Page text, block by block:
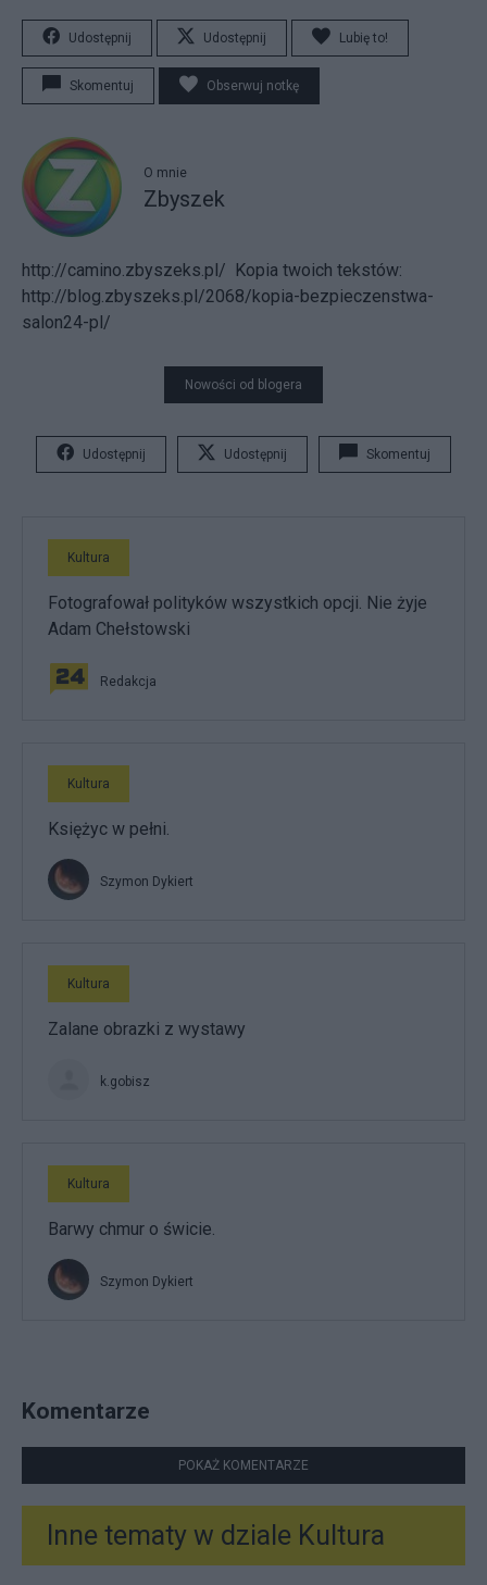
Udostępnij Udostępnij Lubię to!
Skomentuj Obserwuj notkę
O mnie
Zbyszek
http://camino.zbyszeks.pl/ Kopia twoich tekstów:
http://blog.zbyszeks.pl/2068/kopia-bezpieczenstwa-
salon24-pl/
Nowości od blogera
Udostępnij Udostępnij Skomentuj
Kultura
Fotografował polityków wszystkich opcji. Nie żyje
Adam Chełstowski
Redakcja
Kultura
Księżyc w pełni.
Szymon Dykiert
Kultura
Zalane obrazki z wystawy
k.gobisz
Kultura
Barwy chmur o świcie.
Szymon Dykiert
Komentarze
POKAŻ KOMENTARZE
Inne tematy w dziale Kultura